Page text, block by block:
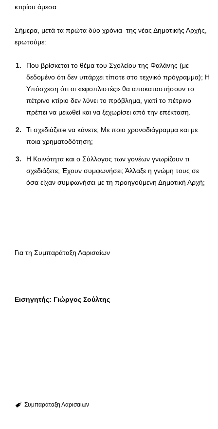
κτιρίου άμεσα.
Σήμερα, μετά τα πρώτα δύο χρόνια της νέας Δημοτικής Αρχής,
ερωτούμε:
Που βρίσκεται το θέμα του Σχολείου της Φαλάνης (με
δεδομένο ότι δεν υπάρχει τίποτε στο τεχνικό πρόγραμμα); Η
Υπόσχεση ότι οι «εφοπλιστές» θα αποκαταστήσουν το
πέτρινο κτίριο δεν λύνει το πρόβλημα, γιατί το πέτρινο
πρέπει να μειωθεί και να ξεχωρίσει από την επέκταση.
Τι σχεδιάζετe να κάνετε; Με ποιο χρονοδιάγραμμα και με
ποια χρηματοδότηση;
Η Kοινότητα και ο Σύλλογος των γονέων γνωρίζουν τι
σχεδιάζετε; Έχουν συμφωνήσει; Άλλαξε η γνώμη τους σε
όσα είχαν συμφωνήσει με τη προηγούμενη Δημοτική Αρχή;
Για τη Συμπαράταξη Λαρισαίων
Εισηγητής: Γιώργος Σούλτης
Συμπαράταξη Λαρισαίων